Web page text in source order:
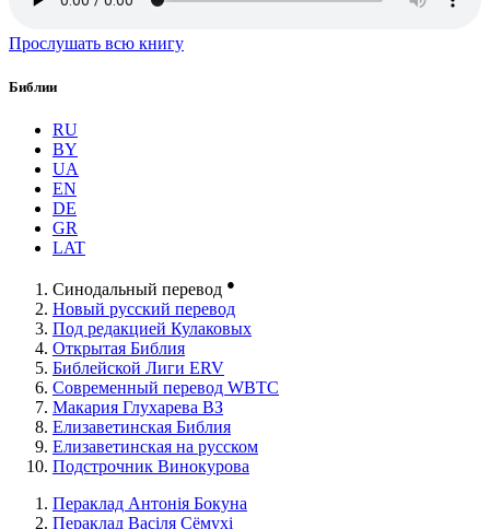
Прослушать всю книгу
Библии
RU
BY
UA
EN
DE
GR
LAT
Синодальный перевод ●
Новый русский перевод
Под редакцией Кулаковых
Открытая Библия
Библейской Лиги ERV
Cовременный перевод WBTC
Макария Глухарева ВЗ
Елизаветинская Библия
Елизаветинская на русском
Подстрочник Винокурова
Пераклад Антонія Бокуна
Пераклад Васіля Сёмухі